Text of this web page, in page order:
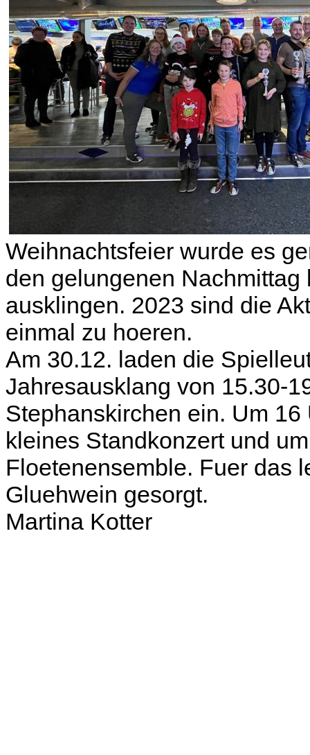
Weihnachtsfeier wurde es
den gelungenen
ausklingen. 2023 sind die
einmal zu hoeren.
Am 30.12. laden die
Jahresausklang von 15.30-
Stephanskirchen ein. Um
kleines Standkonzert und
Floetenensemble. Fuer das
Gluehwein gesorgt.
Martina Kotter